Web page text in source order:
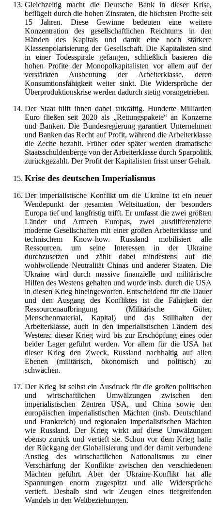
Gleichzeitig macht die Deutsche Bank in dieser Krise,
beflügelt durch die hohen Zinsraten, die höchsten Profite seit
15 Jahren. Diese Gewinne bedeuten eine weitere
Konzentration des gesellschaftlichen Reichtums in den
Händen des Kapitals und damit eine noch stärkere
Klassenpolarisierung der Gesellschaft. Die Kapitalisten sind
in einer Todesspirale gefangen, schließlich basieren die
hohen Profite der Monopolkapitalisten vor allem auf der
verstärkten Ausbeutung der Arbeiterklasse, deren
Konsumtionsfähigkeit weiter sinkt. Die Widersprüche der
Überproduktionskrise werden dadurch stetig vorangetrieben.
Der Staat hilft ihnen dabei tatkräftig. Hunderte Milliarden
Euro fließen seit 2020 als „Rettungspakete“ an Konzerne
und Banken. Die Bundesregierung garantiert Unternehmen
und Banken das Recht auf Profit, während die Arbeiterklasse
die Zeche bezahlt. Früher oder später werden dramatische
Staatsschuldenberge von der Arbeiterklasse durch Sparpolitik
zurückgezahlt. Der Profit der Kapitalisten frisst unser Gehalt.
Krise des deutschen Imperialismus
Der imperialistische Konflikt um die Ukraine ist ein neuer
Wendepunkt der gesamten Weltsituation, der besonders
Europa tief und langfristig trifft. Er umfasst die zwei größten
Länder und Armeen Europas, zwei ausdifferenzierte
moderne Gesellschaften mit einer großen Arbeiterklasse und
technischem Know-how. Russland mobilisiert alle
Ressourcen, um seine Interessen in der Ukraine
durchzusetzen und zählt dabei mindestens auf die
wohlwollende Neutralität Chinas und anderer Staaten. Die
Ukraine wird durch massive finanzielle und militärische
Hilfen des Westens gehalten und wurde insb. durch die USA
in diesen Krieg hineingeworfen. Entscheidend für die Dauer
und den Ausgang des Konfliktes ist die Fähigkeit der
Ressourcenaufbringung (Militärische Güter,
Menschenmaterial, Kapital) und das Stillhalten der
Arbeiterklasse, auch in den imperialistischen Ländern des
Westens: dieser Krieg wird bis zur Erschöpfung eines oder
beider Lager geführt werden. Vor allem für die USA hat
dieser Krieg den Zweck, Russland nachhaltig auf allen
Ebenen (militärisch, ökonomisch und politisch) zu
schwächen.
Der Krieg ist selbst ein Ausdruck für die großen politischen
und wirtschaftlichen Umwälzungen zwischen den
imperialistischen Zentren USA, und China sowie den
europäischen imperialistischen Mächten (insb. Deutschland
und Frankreich) und regionalen imperialistischen Mächten
wie Russland. Der Krieg wirkt auf diese Umwälzungen
ebenso zurück und vertieft sie. Schon vor dem Krieg hatte
der Rückgang der Globalisierung und der damit verbundene
Anstieg des wirtschaftlichen Nationalismus zu einer
Verschärfung der Konflikte zwischen den verschiedenen
Mächten geführt. Aber der Ukraine-Konflikt hat alle
Spannungen enorm zugespitzt und alle Widersprüche
vertieft. Deshalb sind wir Zeugen eines tiefgreifenden
Wandels in den Weltbeziehungen.